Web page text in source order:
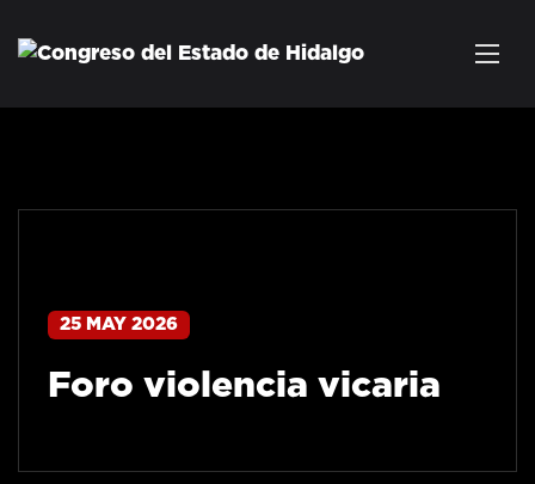
25 MAY 2026
Foro violencia vicaria